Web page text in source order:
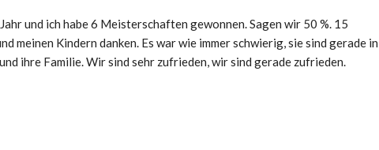
und ich habe 6 Meisterschaften gewonnen. Sagen wir 50 %. 15
meinen Kindern danken. Es war wie immer schwierig, sie sind gerade in
ihre Familie. Wir sind sehr zufrieden, wir sind gerade zufrieden.